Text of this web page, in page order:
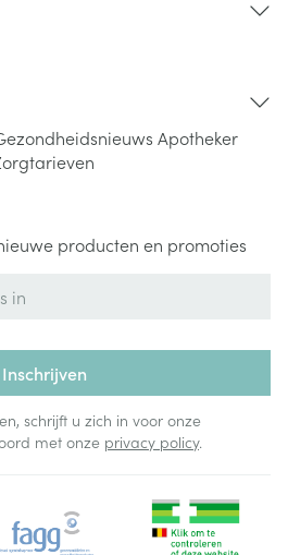
Apotheker
producten en promoties
Inschrijven
schrijft u zich in voor onze
met onze privacy policy.